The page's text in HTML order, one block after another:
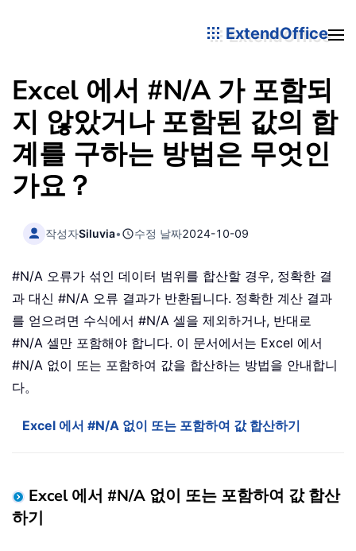
ExtendOffice
Excel 에서 #N/A 가 포함되
지 않았거나 포함된 값의 합
계를 구하는 방법은 무엇인
가요？
작성자Siluvia• 수정 날짜2024-10-09
#N/A 오류가 섞인 데이터 범위를 합산할 경우, 정확한 결
과 대신 #N/A 오류 결과가 반환됩니다. 정확한 계산 결과
를 얻으려면 수식에서 #N/A 셀을 제외하거나, 반대로
#N/A 셀만 포함해야 합니다. 이 문서에서는 Excel 에서
#N/A 없이 또는 포함하여 값을 합산하는 방법을 안내합니
다。
Excel 에서 #N/A 없이 또는 포함하여 값 합산하기
Excel 에서 #N/A 없이 또는 포함하여 값 합산
하기